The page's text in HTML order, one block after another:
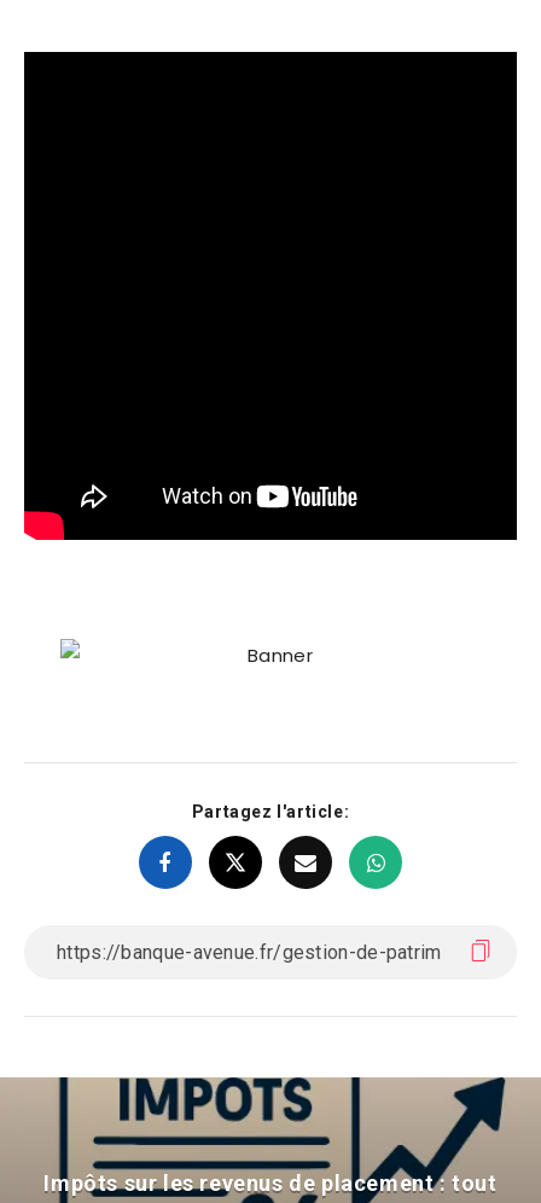
Partagez l'article:
Impôts sur les revenus de placement : tout